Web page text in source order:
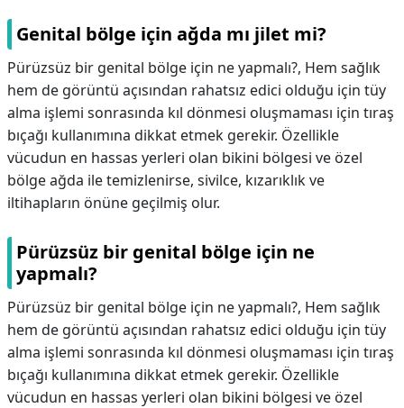
Genital bölge için ağda mı jilet mi?
Pürüzsüz bir genital bölge için ne yapmalı?, Hem sağlık
hem de görüntü açısından rahatsız edici olduğu için tüy
alma işlemi sonrasında kıl dönmesi oluşmaması için tıraş
bıçağı kullanımına dikkat etmek gerekir. Özellikle
vücudun en hassas yerleri olan bikini bölgesi ve özel
bölge ağda ile temizlenirse, sivilce, kızarıklık ve
iltihapların önüne geçilmiş olur.
Pürüzsüz bir genital bölge için ne
yapmalı?
Pürüzsüz bir genital bölge için ne yapmalı?, Hem sağlık
hem de görüntü açısından rahatsız edici olduğu için tüy
alma işlemi sonrasında kıl dönmesi oluşmaması için tıraş
bıçağı kullanımına dikkat etmek gerekir. Özellikle
vücudun en hassas yerleri olan bikini bölgesi ve özel